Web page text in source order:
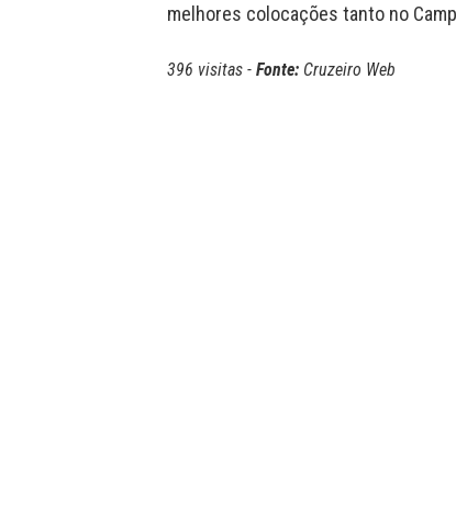
melhores colocações tanto no
396 visitas - Fonte: Cruzeiro Web